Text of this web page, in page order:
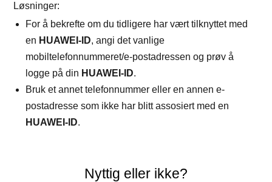
Løsninger:
For å bekrefte om du tidligere har vært tilknyttet med
en HUAWEI-ID, angi det vanlige
mobiltelefonnummeret/e-postadressen og prøv å
logge på din HUAWEI-ID.
Bruk et annet telefonnummer eller en annen e-
postadresse som ikke har blitt assosiert med en
HUAWEI-ID.
Nyttig eller ikke?